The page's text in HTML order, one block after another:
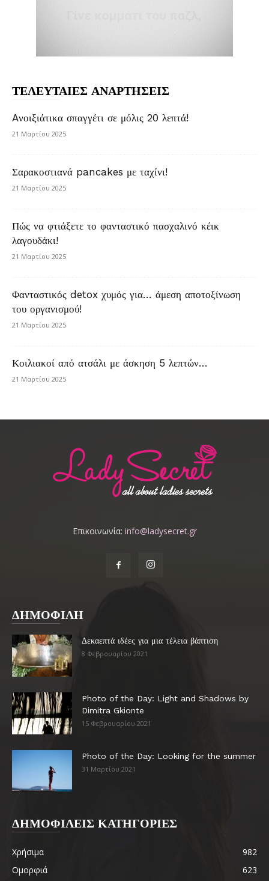
ΤΕΛΕΥΤΑΙΕΣ ΑΝΑΡΤΗΣΕΙΣ
Aνοιξιάτικα σπαγγέτι σε μόλις 20 λεπτά!
21 Μαρτίου 2025
Σαρακοστιανά pancakes με ταχίνι!
21 Μαρτίου 2025
Πώς να φτιάξετε το φανταστικό πασχαλινό κέικ
λαγουδάκι!
21 Μαρτίου 2025
Φανταστικός detox χυμός για… άμεση αποτοξίνωση
του οργανισμού!
21 Μαρτίου 2025
Κοιλιακοί από ατσάλι με άσκηση 5 λεπτών…
21 Μαρτίου 2025
Επικοινωνία: info@ladysecret.gr
ΔΗΜΟΦΙΛΗ
Δεκαεπτά ιδέες για μια τέλεια βάπτιση
8 Φεβρουαρίου 2021
Photo of the Day: Light and Shadows by
Dimitra Gkionte
15 Φεβρουαρίου 2021
Photo of the Day: Looking for the summer
31 Μαρτίου 2021
ΔΗΜΟΦΙΛΕΙΣ ΚΑΤΗΓΟΡΙΕΣ
Χρήσιμα
982
Ομορφιά
623